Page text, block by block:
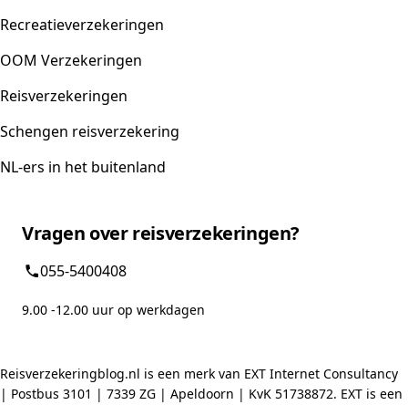
Recreatieverzekeringen
OOM Verzekeringen
Reisverzekeringen
Schengen reisverzekering
NL-ers in het buitenland
Vragen over reisverzekeringen?
055-5400408
9.00 -12.00 uur op werkdagen
Reisverzekeringblog.nl is een merk van EXT Internet Consultancy
| Postbus 3101 | 7339 ZG | Apeldoorn | KvK 51738872. EXT is een